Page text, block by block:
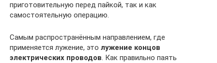
приготовительную перед пайкой, так и как
самостоятельную операцию.
Самым распространённым направлением, где
применяется лужение, это лужение концов
электрических проводов. Как правильно паять